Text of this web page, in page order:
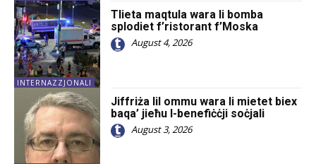
INTERNAZZJONALI
Tlieta maqtula wara li bomba
splodiet f’ristorant f’Moska
August 4, 2026
Jiffriża lil ommu wara li mietet biex
baqa’ jieħu l-benefiċċji soċjali
August 3, 2026